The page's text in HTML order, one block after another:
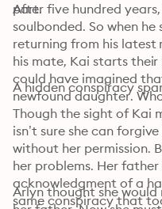
part.
After five hundred
soulbonded. So when
returning from his latest
his mate, Kai starts
could have imagined
newfound daughter.
A hidden conspiracy
Though the sight of Kai
isn’t sure she can
without her permission.
her problems. Her
acknowledgment of a
same conspiracy that
Arlyn thought she